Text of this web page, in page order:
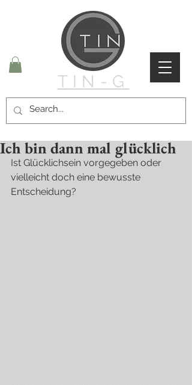
TIN-G
Ich bin dann mal glücklich
Ist Glücklichsein vorgegeben oder
vielleicht doch eine bewusste
Entscheidung?